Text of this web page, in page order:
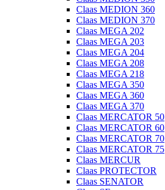
Claas MEDION 360
Claas MEDION 370
Claas MEGA 202
Claas MEGA 203
Claas MEGA 204
Claas MEGA 208
Claas MEGA 218
Claas MEGA 350
Claas MEGA 360
Claas MEGA 370
Claas MERCATOR 50
Claas MERCATOR 60
Claas MERCATOR 70
Claas MERCATOR 75
Claas MERCUR
Claas PROTECTOR
Claas SENATOR